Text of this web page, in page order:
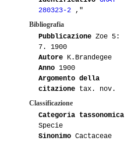
280323-2 ,"
Bibliografia
Pubblicazione Zoe 5:
7. 1900
Autore K.Brandegee
Anno 1900
Argomento della
citazione tax. nov.
Classificazione
Categoria tassonomica
Specie
Sinonimo Cactaceae